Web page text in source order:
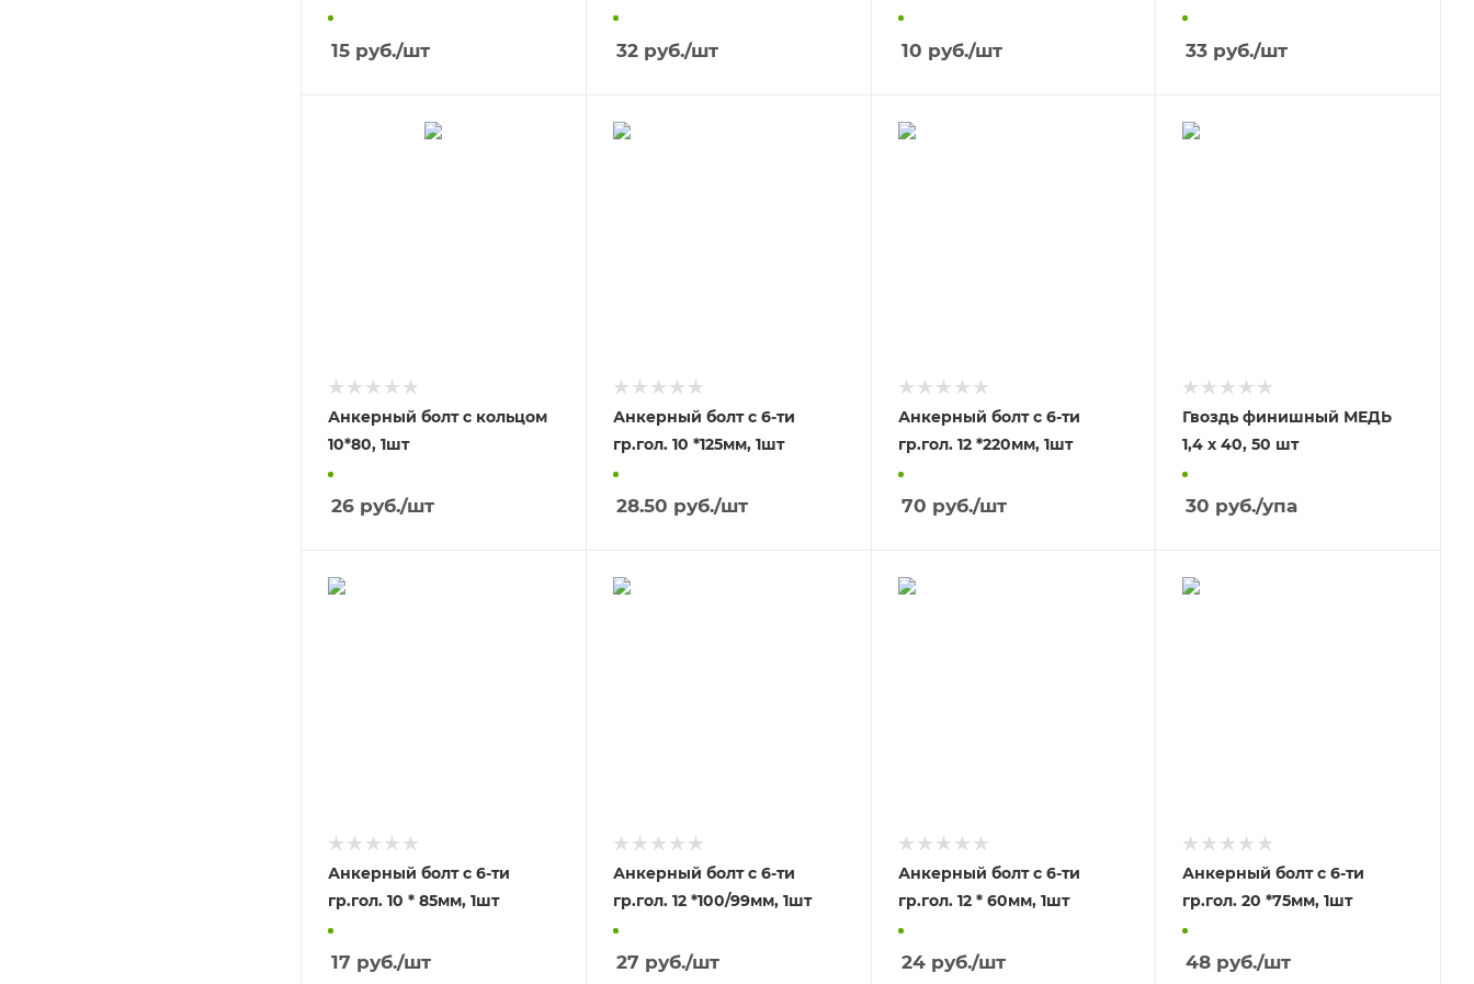
15 руб./шт 32руб./шт 10 руб./шт 33 руб./шт
Анкерный болт с кольцом
10*80, 1шт
26 руб./шт
Анкерный болт с 6-ти
гр.гол. 10 *125мм, 1шт
28.50 руб./шт
Анкерный болт с 6-ти
гр.гол. 12 *220мм, 1шт
70 руб./шт
Гвоздь финишный МЕДЬ
1,4 х 40, 50 шт
30 руб./упа
Анкерный болт с 6-ти
гр.гол. 10 * 85мм, 1шт
17 руб./шт
Анкерный болт с 6-ти
гр.гол. 12 *100/99мм, 1шт
27 руб./шт
Анкерный болт с 6-ти
гр.гол. 12 * 60мм, 1шт
24руб./шт
Анкерный болт с 6-ти
гр.гол. 20 *75мм, 1шт
48 руб./шт